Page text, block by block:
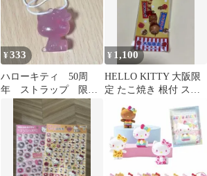
¥333
ハローキティ 50周
年 ストラップ 限定
¥ 1,100
HELLO KITTY 大阪限
定 たこ焼き 根付 スト
ラップ